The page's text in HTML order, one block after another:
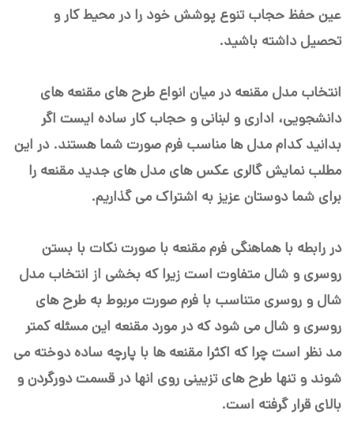
عین حفظ حجاب تنوع پوشش خود را در محیط کار و
تحصیل داشته باشید.
انتخاب مدل مقنعه در میان انواع طرح های مقنعه های
دانشجویی، اداری و لبنانی و حجاب کار ساده ایست اگر
بدانید کدام مدل ها مناسب فرم صورت شما هستند. در این
مطلب نمایش گالری عکس های مدل های جدید مقنعه را
برای شما دوستان عزیز به اشتراک می گذاریم.
در رابطه با هماهنگی فرم مقنعه با صورت نکات با بستن
روسری و شال متفاوت است زیرا که بخشی از انتخاب مدل
شال و روسری متناسب با فرم صورت مربوط به طرح های
روسری و شال می شود که در مورد مقنعه این مسئله کمتر
مد نظر است چرا که اکثرا مقنعه ها با پارچه ساده دوخته می
شوند و تنها طرح های تزیینی روی انها در قسمت دورگردن و
بالای قرار گرفته است.